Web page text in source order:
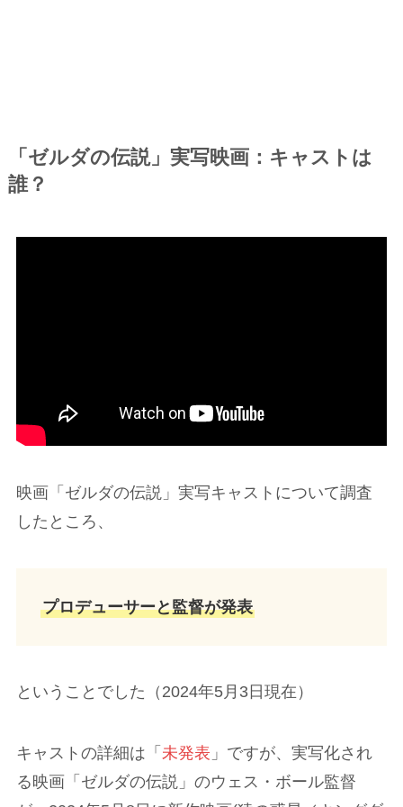
「ゼルダの伝説」実写映画：キャストは
誰？
映画「ゼルダの伝説」実写キャストについて調査
したところ、
プロデューサーと監督が発表
ということでした（2024年5月3日現在）
キャストの詳細は「 未発表 」ですが、実写化され
る映画「ゼルダの伝説」のウェス・ボール監督